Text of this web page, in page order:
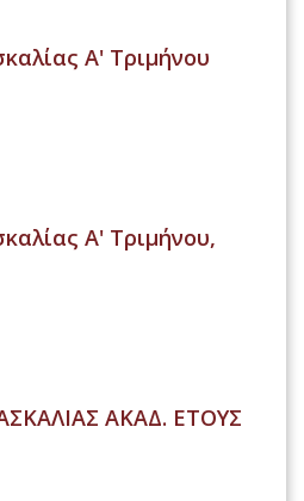
Α' Τριμήνου
Α' Τριμήνου,
ΑΚΑΔ. ΕΤΟΥΣ